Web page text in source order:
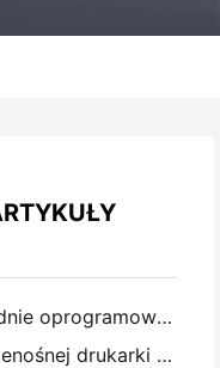
Jak wybrać odpowiednie oprogramowanie restauracyjne dla małej lub średniej restauracji
Czy potrzebujesz przenośnej drukarki A4 do faktur magazynowych? Co naprawdę działa